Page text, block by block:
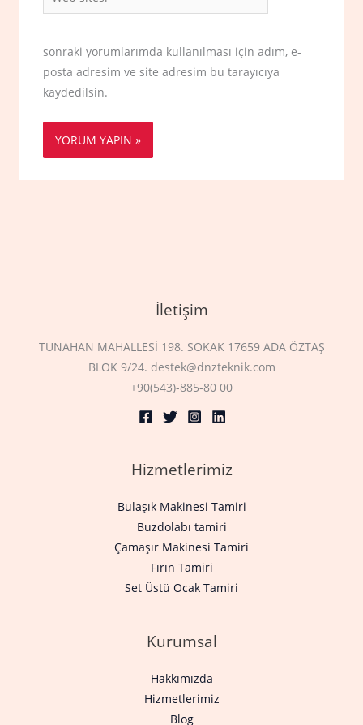
sitesi
sonraki yorumlarımda kullanılması için adım, e-
posta adresim ve site adresim bu tarayıcıya
kaydedilsin.
İletişim
TUNAHAN MAHALLESİ 198. SOKAK 17659 ADA ÖZTAŞ
BLOK 9/24. destek@dnzteknik.com
+90(543)-885-80 00
Hizmetlerimiz
Bulaşık Makinesi Tamiri
Buzdolabı tamiri
Çamaşır Makinesi Tamiri
Fırın Tamiri
Set Üstü Ocak Tamiri
Kurumsal
Hakkımızda
Hizmetlerimiz
Blog